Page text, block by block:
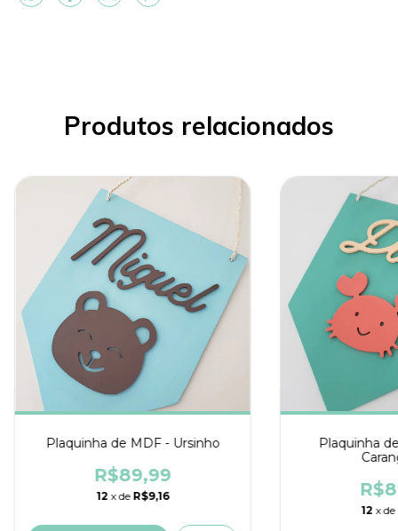
Produtos relacionados
Plaquinha de MDF - Ursinho
R$89,99
12 x de R$9,16
Plaquinha
12 x de